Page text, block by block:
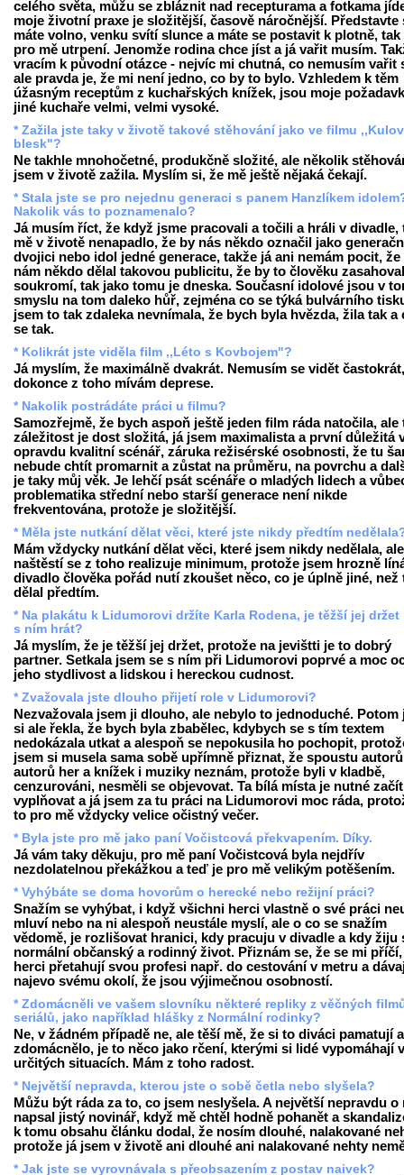
celého světa, můžu se zbláznit nad recepturama a fotkama
moje životní praxe je složitější, časově náročnější. Představte
máte volno, venku svítí slunce a máte se postavit k plotně, tak
pro mě utrpení. Jenomže rodina chce jíst a já vařit musím.
vracím k původní otázce - nejvíc mi chutná, co nemusím vařit
ale pravda je, že mi není jedno, co by to bylo. Vzhledem k těm
úžasným receptům z kuchařských knížek, jsou moje
jiné kuchaře velmi, velmi vysoké.
* Zažila jste taky v životě takové stěhování jako ve filmu
blesk"?
Ne takhle mnohočetné, produkčně složité, ale několik
jsem v životě zažila. Myslím si, že mě ještě nějaká čekají.
* Stala jste se pro nejednu generaci s panem Hanzlíkem
Nakolik vás to poznamenalo?
Já musím říct, že když jsme pracovali a točili a hráli v divadle,
mě v životě nenapadlo, že by nás někdo označil jako
dvojici nebo idol jedné generace, takže já ani nemám pocit, že
nám někdo dělal takovou publicitu, že by to člověku
soukromí, tak jako tomu je dneska. Současní idolové jsou v
smyslu na tom daleko hůř, zejména co se týká bulvárního
jsem to tak zdaleka nevnímala, že bych byla hvězda, žila tak a
se tak.
* Kolikrát jste viděla film ,,Léto s Kovbojem"?
Já myslím, že maximálně dvakrát. Nemusím se vidět častokrát,
dokonce z toho mívám deprese.
* Nakolik postrádáte práci u filmu?
Samozřejmě, že bych aspoň ještě jeden film ráda natočila, ale
záležitost je dost složitá, já jsem maximalista a první důležitá
opravdu kvalitní scénář, záruka režisérské osobnosti, že tu
nebude chtít promarnit a zůstat na průměru, na povrchu a
je taky můj věk. Je lehčí psát scénáře o mladých lidech a
problematika střední nebo starší generace není nikde
frekventována, protože je složitější.
* Měla jste nutkání dělat věci, které jste nikdy předtím
Mám vždycky nutkání dělat věci, které jsem nikdy nedělala, ale
naštěstí se z toho realizuje minimum, protože jsem hrozně
divadlo člověka pořád nutí zkoušet něco, co je úplně jiné, než
dělal předtím.
* Na plakátu k Lidumorovi držíte Karla Rodena, je těžší jej držet
s ním hrát?
Já myslím, že je těžší jej držet, protože na jevištti je to dobrý
partner. Setkala jsem se s ním při Lidumorovi poprvé a moc
jeho stydlivost a lidskou i hereckou cudnost.
* Zvažovala jste dlouho přijetí role v Lidumorovi?
Nezvažovala jsem ji dlouho, ale nebylo to jednoduché. Potom
si ale řekla, že bych byla zbabělec, kdybych se s tím textem
nedokázala utkat a alespoň se nepokusila ho pochopit,
jsem si musela sama sobě upřímně přiznat, že spoustu
autorů her a knížek i muziky neznám, protože byli v kladbě,
cenzurováni, nesměli se objevovat. Ta bílá místa je nutné začít
vyplňovat a já jsem za tu práci na Lidumorovi moc ráda,
to pro mě vždycky velice očistný večer.
* Byla jste pro mě jako paní Vočistcová překvapením. Díky.
Já vám taky děkuju, pro mě paní Vočistcová byla nejdřív
nezdolatelnou překážkou a teď je pro mě velikým potěšením.
* Vyhýbáte se doma hovorům o herecké nebo režijní práci?
Snažím se vyhýbat, i když všichni herci vlastně o své práci
mluví nebo na ni alespoň neustále myslí, ale o co se snažím
vědomě, je rozlišovat hranici, kdy pracuju v divadle a kdy žiju
normální občanský a rodinný život. Přiznám se, že se mi
herci přetahují svou profesi např. do cestování v metru a
najevo svému okolí, že jsou výjimečnou osobností.
* Zdomácněli ve vašem slovníku některé repliky z věčných
seriálů, jako například hlášky z Normální rodinky?
Ne, v žádném případě ne, ale těší mě, že si to diváci pamatují
zdomácnělo, je to něco jako rčení, kterými si lidé vypomáhají v
určitých situacích. Mám z toho radost.
* Největší nepravda, kterou jste o sobě četla nebo slyšela?
Můžu být ráda za to, co jsem neslyšela. A největší nepravdu o
napsal jistý novinář, když mě chtěl hodně pohanět a
k tomu obsahu článku dodal, že nosím dlouhé, nalakované
protože já jsem v životě ani dlouhé ani nalakované nehty
* Jak jste se vyrovnávala s přeobsazením z postav naivek?